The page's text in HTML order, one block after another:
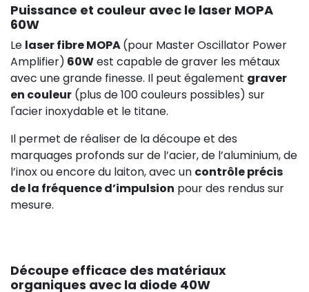
601,40 €HT
Puissance et couleur avec le laser MOPA
60W
Le laser fibre MOPA(pour Master Oscillator Power
Amplifier) 60West capable de graver les métaux
avec une grande finesse. Il peut également graver
en couleur (plus de 100 couleurs possibles) sur
l'acier inoxydable et le titane.
Il permet de réaliser de la découpe et des
marquages profonds sur de l’acier, de l’aluminium, de
l’inox ou encore du laiton, avec un contrôle précis
de la fréquence d’impulsion pour des rendus sur
mesure.
Découpe efficace des matériaux
organiques avec la diode 40W